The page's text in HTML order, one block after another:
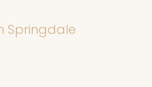
Springdale